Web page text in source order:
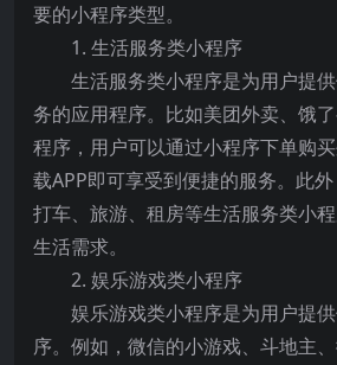
要的小程序类型。
1. 生活服务类小程序
生活服务类小程序是为用户提
务的应用程序。比如美团外卖、饿
程序，用户可以通过小程序下单购
载APP即可享受到便捷的服务。此外
打车、旅游、租房等生活服务类小
生活需求。
2. 娱乐游戏类小程序
娱乐游戏类小程序是为用户提
序。例如，微信的小游戏、斗地主